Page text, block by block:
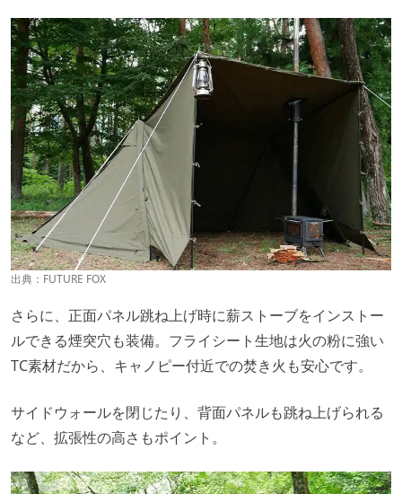
出典： FUTURE FOX
さらに、正面パネル跳ね上げ時に薪ストーブをインストー
ルできる煙突穴も装備。フライシート生地は火の粉に強い
TC素材だから、キャノピー付近での焚き火も安心です。
サイドウォールを閉じたり、背面パネルも跳ね上げられる
など、拡張性の高さもポイント。